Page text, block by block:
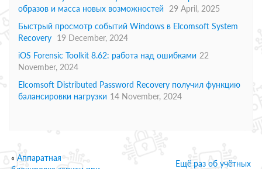
образов и масса новых возможностей
29 April, 2025
Быстрый просмотр событий Windows в Elcomsoft System
Recovery 19 December, 2024
iOS Forensic Toolkit 8.62: работа над ошибками 22
November, 2024
Elcomsoft Distributed Password Recovery получил функцию
балансировки нагрузки 14 November, 2024
« Аппаратная
Ещё раз об учётных